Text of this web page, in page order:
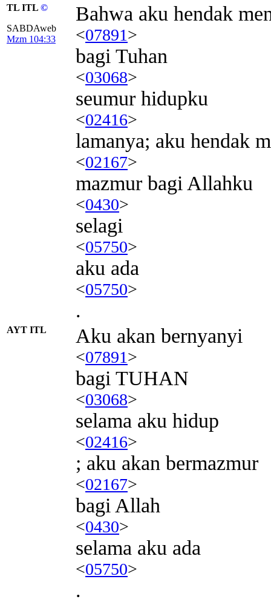
TL ITL ©
SABDAweb
Mzm 104:33
Bahwa aku hendak
<07891>
bagi Tuhan
<03068>
seumur hidupku
<02416>
lamanya; aku hendak
<02167>
mazmur bagi Allahku
<0430>
selagi
<05750>
aku ada
<05750>
.
AYT ITL Aku akan bernyanyi
<07891>
bagi TUHAN
<03068>
selama aku hidup
<02416>
; aku akan bermazmur
<02167>
bagi Allah
<0430>
selama aku ada
<05750>
.